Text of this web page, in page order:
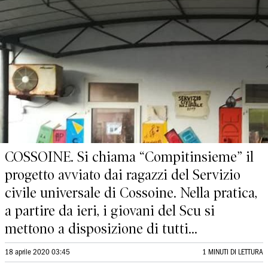
COSSOINE. Si chiama “Compitinsieme” il
progetto avviato dai ragazzi del Servizio
civile universale di Cossoine. Nella pratica,
a partire da ieri, i giovani del Scu si
mettono a disposizione di tutti...
18 aprile 2020 03:45 1 MINUTI DI LETTURA